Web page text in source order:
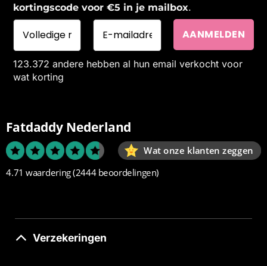
kortingscode voor €5 in je mailbox.
123.372 andere hebben al hun email verkocht voor
wat korting
Fatdaddy Nederland
Wat onze klanten zeggen
4.71 waardering(2444 beoordelingen)
Verzekeringen